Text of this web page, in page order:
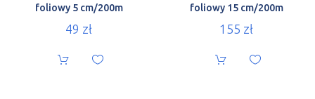
foliowy 5 cm/200m
49 zł
foliowy 15 cm/200m
155 zł